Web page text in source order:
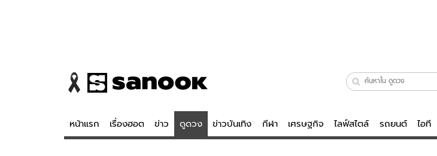
หน้าแรก เรื่องฮอต ข่าว ดูดวง ข่าวบันเทิง กีฬา เศรษฐกิจ ไลฟ์สไตล์ รถยนต์ ไอที